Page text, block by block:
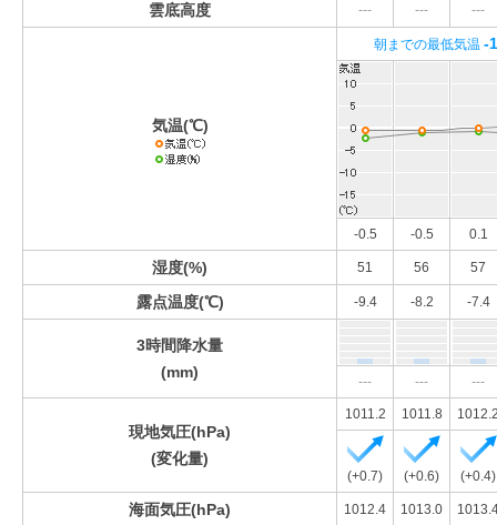
雲底高度 --- --- ---
気温(℃)
朝までの最低気温 -
-0.5 -0.5 0.1
湿度(%) 51 56 57
露点温度(℃) -9.4 -8.2 -7.4
3時間降水量
(mm)
--- --- ---
現地気圧(hPa)
(変化量)
1011.2 1011.8
(+0.7) (+0.6) (+0.4)
海面気圧(hPa) 1012.4 1013.0